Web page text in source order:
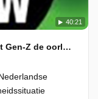
40:21
Seizoen 2, Aflevering 6 - Gaan we met Gen-Z de oorlog winnen? - Als de Russen komen